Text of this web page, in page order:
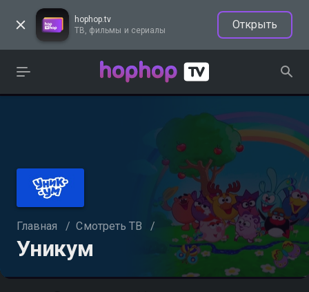
hophop.tv
ТВ, фильмы и сериалы
Открыть
Главная / Смотреть ТВ /
Уникум